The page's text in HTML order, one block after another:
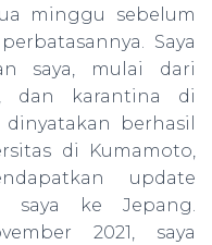
minggu sebelum
Saya
saya, mulai dari
dan karantina di
berhasil
di Kumamoto,
update
saya ke Jepang.
2021, saya